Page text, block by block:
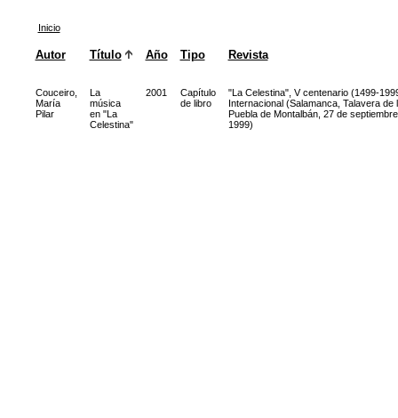
Inicio
Autor Título Año Tipo Revista
Couceiro,
María
Pilar
La
música
en "La
Celestina"
2001
Capítulo
de libro
"La Celestina", V centenario (1499-
Internacional (Salamanca, Talavera de
Puebla de Montalbán, 27 de
1999)